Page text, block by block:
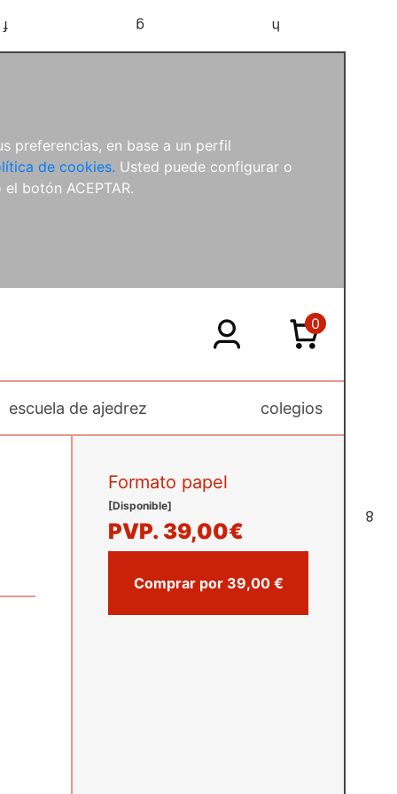
preferencias, en base a un perfil
de cookies. Usted puede configurar o
botón ACEPTAR.
f g h
8
escuela de ajedrez colegios
0
Formato papel
[Disponible]
PVP. 39,00€
Comprar por 39,00 €